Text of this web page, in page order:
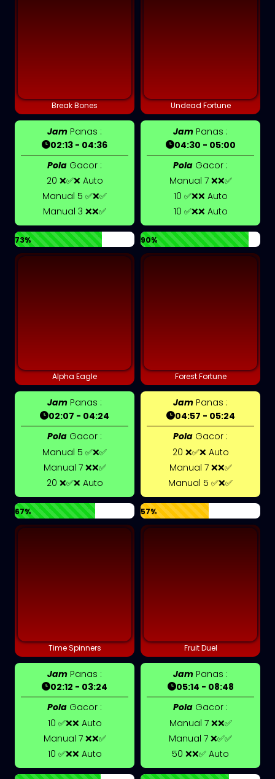
Break Bones
Jam Panas :
02:13 - 04:36
Pola Gacor :
20 ❌✅❌ Auto
Manual 5 ✅❌✅
Manual 3 ❌❌✅
73%
Undead Fortune
Jam Panas :
04:30 - 05:00
Pola Gacor :
Manual 7 ❌❌✅
10 ✅❌❌ Auto
10 ✅❌❌ Auto
90%
Alpha Eagle
Jam Panas :
02:07 - 04:24
Pola Gacor :
Manual 5 ✅❌✅
Manual 7 ❌❌✅
20 ❌✅❌ Auto
67%
Forest Fortune
Jam Panas :
04:57 - 05:24
Pola Gacor :
20 ❌✅❌ Auto
Manual 7 ❌❌✅
Manual 5 ✅❌✅
57%
Time Spinners
Jam Panas :
02:12 - 03:24
Pola Gacor :
10 ✅❌❌ Auto
Manual 7 ❌❌✅
10 ✅❌❌ Auto
Fruit Duel
Jam Panas :
05:14 - 08:48
Pola Gacor :
Manual 7 ❌❌✅
Manual 7 ❌✅✅
50 ❌❌✅ Auto